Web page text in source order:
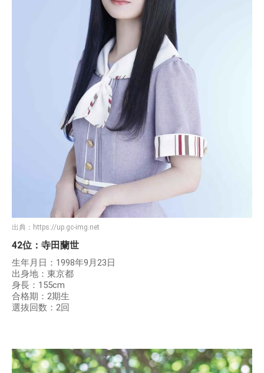
出典： https://up.gc-img.net
42位：寺田蘭世
生年月日：1998年9月23日
出身地：東京都
身長：155cm
合格期：2期生
選抜回数：2回